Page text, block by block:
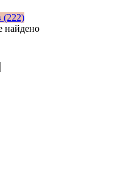
(222)
найдено